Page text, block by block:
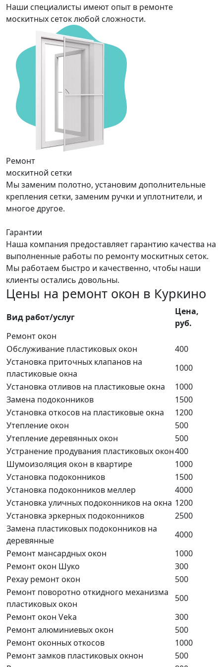
Наши специалисты имеют опыт в ремонте
москитных сеток любой сложности.
Ремонт
москитной сетки
Мы заменим полотно, установим дополнительные
крепления сетки, заменим ручки и уплотнители, и
многое другое.
Гарантии
Наша компания предоставляет гарантию качества на
выполненные работы по ремонту москитных сеток.
Мы работаем быстро и качественно, чтобы наши
клиенты остались довольны.
Цены на ремонт окон в Куркино
Вид paбoт/ycлyг
Цена,
руб.
Ремонт окон
Обслуживание пластиковых окон
400
Установка приточных клапанов на
пластиковые окна
1000
Установка отливов на пластиковые окна
1000
Замена подоконников
1500
Установка откосов на пластиковые окна
1200
Утепление окон
500
Утепление деревянных окон
500
Устранение продувания пластиковых окон400
Шумоизоляция окон в квартире
1000
Установка подоконников
1500
Установка подоконников меллер
4000
Установка уличных подоконников на окна 1200
Установка эркерных подоконников
2500
Замена пластиковых подоконников на
деревянные
4000
Ремонт мансардных окон
1000
Ремонт окон Шуко
300
Рехау ремонт окон
500
Ремонт поворотно откидного механизма
пластиковых окон
500
Ремонт окон Veka
300
Ремонт алюминиевых окон
500
Ремонт оконных откосов
1000
Ремонт замков пластиковых окнон
500